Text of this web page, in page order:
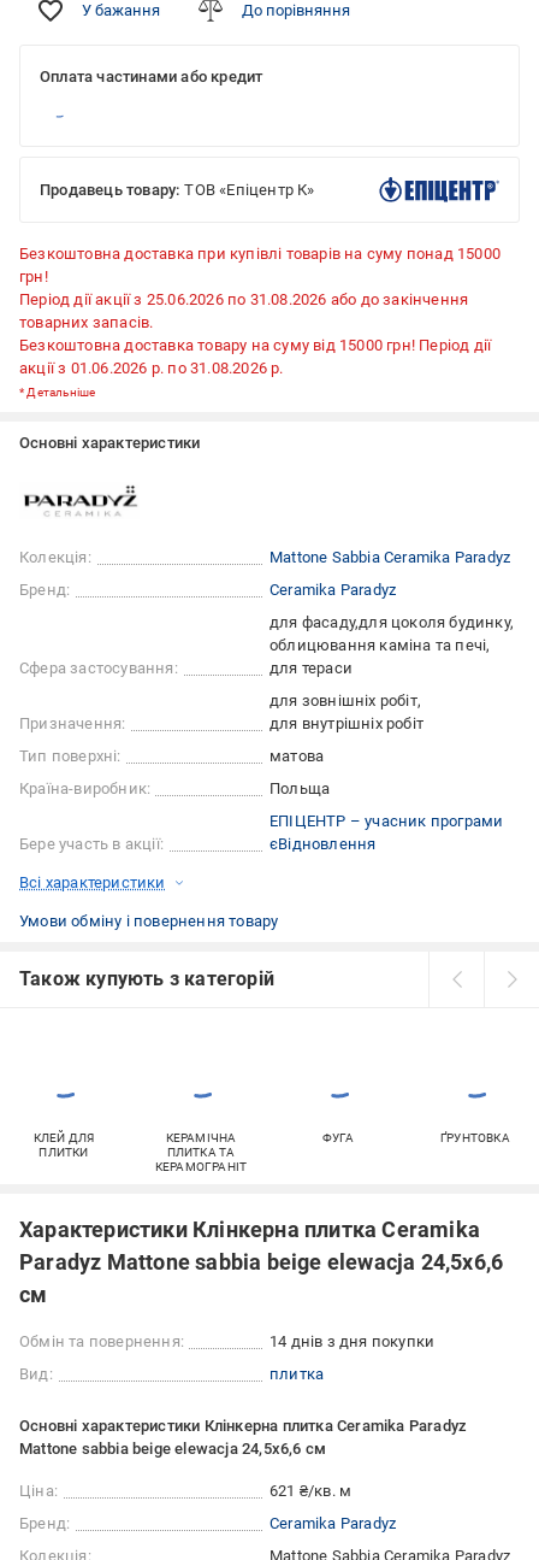
У бажання До порівняння
Оплата частинами або кредит
Продавець товару: ТОВ «Епіцентр К»
Безкоштовна доставка при купівлі товарів на суму понад 15000
грн!
Період дії акції з 25.06.2026 по 31.08.2026 або до закінчення
товарних запасів.
Безкоштовна доставка товару на суму від 15000 грн! Період дії
акції з 01.06.2026 р. по 31.08.2026 р.
*Детальніше
Основні характеристики
Колекція:
Mattone Sabbia Ceramika Paradyz
Бренд:
Ceramika Paradyz
Сфера застосування:
для фасаду для цоколя будинку
облицювання каміна та печі
для тераси
Призначення:
для зовнішніх робіт
для внутрішніх робіт
Тип поверхні:
матова
Країна-виробник:
Польща
Бере участь в акції:
ЕПІЦЕНТР – учасник програми
єВідновлення
Всі характеристики
Умови обміну і повернення товару
Також купують з категорій
КЛЕЙ ДЛЯ
ПЛИТКИ
КЕРАМІЧНА
ПЛИТКА ТА
КЕРАМОГРАНІТ
ФУГА ҐРУНТОВКА
Характеристики Клінкерна плитка Ceramika
Paradyz Mattone sabbia beige elewacja 24,5x6,6
см
Обмін та повернення:
14 днів з дня покупки
Вид:
плитка
Основні характеристики Клінкерна плитка Ceramika Paradyz
Mattone sabbia beige elewacja 24,5x6,6 см
Ціна:
621 ₴/кв. м
Бренд:
Ceramika Paradyz
Колекція:
Mattone Sabbia Ceramika Paradyz